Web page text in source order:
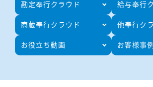
勘定奉行クラウド 給与奉行
商蔵奉行クラウド 他奉行ク
お役立ち動画 お客様事例